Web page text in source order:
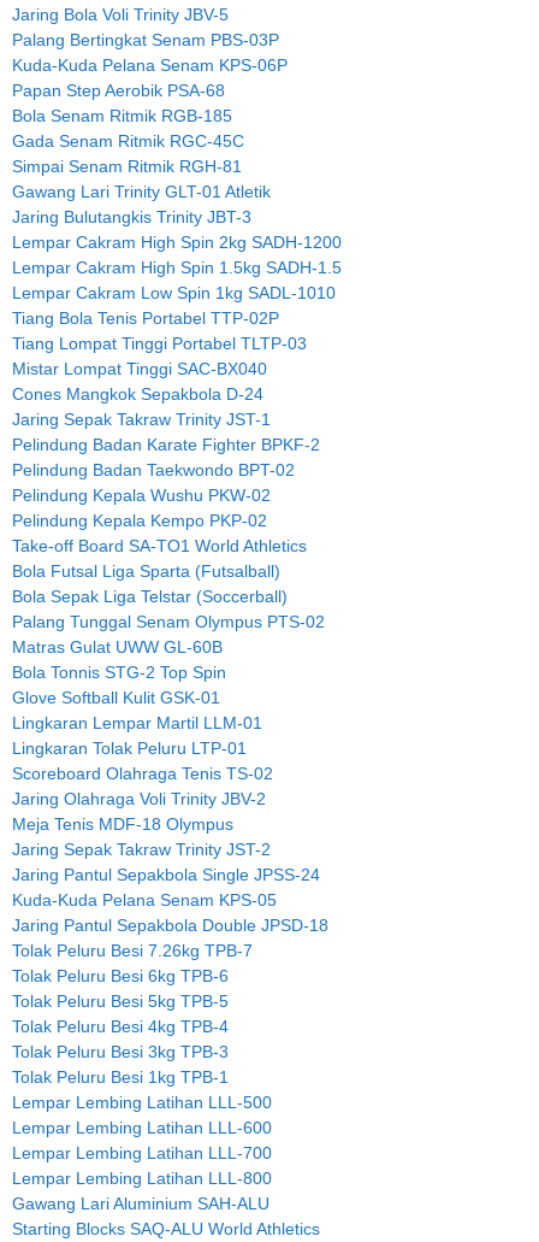
Jaring Bola Voli Trinity JBV-5
Palang Bertingkat Senam PBS-03P
Kuda-Kuda Pelana Senam KPS-06P
Papan Step Aerobik PSA-68
Bola Senam Ritmik RGB-185
Gada Senam Ritmik RGC-45C
Simpai Senam Ritmik RGH-81
Gawang Lari Trinity GLT-01 Atletik
Jaring Bulutangkis Trinity JBT-3
Lempar Cakram High Spin 2kg SADH-1200
Lempar Cakram High Spin 1.5kg SADH-1.5
Lempar Cakram Low Spin 1kg SADL-1010
Tiang Bola Tenis Portabel TTP-02P
Tiang Lompat Tinggi Portabel TLTP-03
Mistar Lompat Tinggi SAC-BX040
Cones Mangkok Sepakbola D-24
Jaring Sepak Takraw Trinity JST-1
Pelindung Badan Karate Fighter BPKF-2
Pelindung Badan Taekwondo BPT-02
Pelindung Kepala Wushu PKW-02
Pelindung Kepala Kempo PKP-02
Take-off Board SA-TO1 World Athletics
Bola Futsal Liga Sparta (Futsalball)
Bola Sepak Liga Telstar (Soccerball)
Palang Tunggal Senam Olympus PTS-02
Matras Gulat UWW GL-60B
Bola Tonnis STG-2 Top Spin
Glove Softball Kulit GSK-01
Lingkaran Lempar Martil LLM-01
Lingkaran Tolak Peluru LTP-01
Scoreboard Olahraga Tenis TS-02
Jaring Olahraga Voli Trinity JBV-2
Meja Tenis MDF-18 Olympus
Jaring Sepak Takraw Trinity JST-2
Jaring Pantul Sepakbola Single JPSS-24
Kuda-Kuda Pelana Senam KPS-05
Jaring Pantul Sepakbola Double JPSD-18
Tolak Peluru Besi 7.26kg TPB-7
Tolak Peluru Besi 6kg TPB-6
Tolak Peluru Besi 5kg TPB-5
Tolak Peluru Besi 4kg TPB-4
Tolak Peluru Besi 3kg TPB-3
Tolak Peluru Besi 1kg TPB-1
Lempar Lembing Latihan LLL-500
Lempar Lembing Latihan LLL-600
Lempar Lembing Latihan LLL-700
Lempar Lembing Latihan LLL-800
Gawang Lari Aluminium SAH-ALU
Starting Blocks SAQ-ALU World Athletics